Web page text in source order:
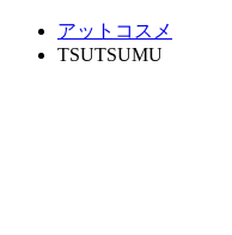
アットコスメ
TSUTSUMU